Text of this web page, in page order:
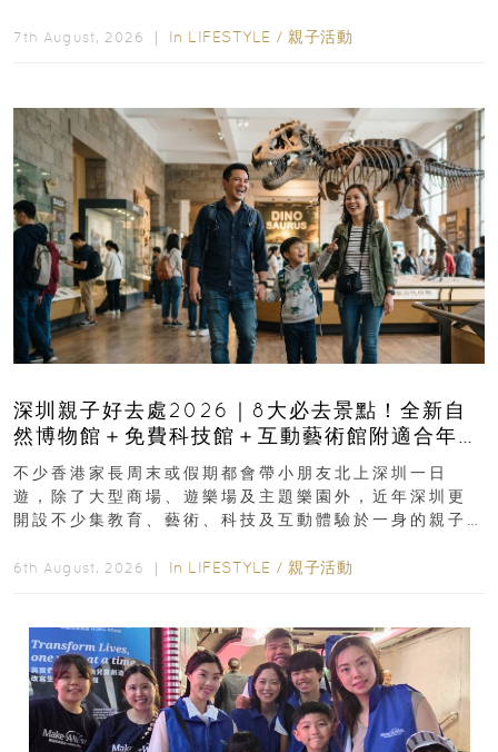
7th August, 2026 ｜ In LIFESTYLE / 親子活動
深圳親子好去處2026｜8大必去景點！全新自
然博物館＋免費科技館＋互動藝術館附適合年
齡、交通、門票、開放時間
不少香港家長周末或假期都會帶小朋友北上深圳一日
遊，除了大型商場、遊樂場及主題樂園外，近年深圳更
開設不少集教育、藝術、科技及互動體驗於一身的親子
6th August, 2026 ｜ In LIFESTYLE / 親子活動